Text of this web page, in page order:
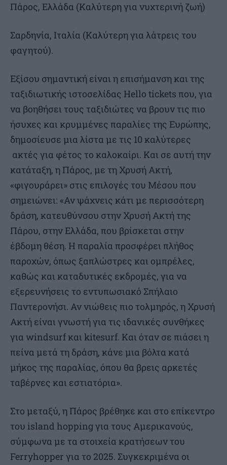
Πάρος, Ελλάδα (Καλύτερη για νυχτερινή ζωή)
Σαρδηνία, Ιταλία (Καλύτερη για λάτρεις του
φαγητού).
Εξίσου σημαντική είναι η επισήμανση και της
ταξιδιωτικής ιστοσελίδας Hello tickets που, για
να βοηθήσει τους ταξιδιώτες να βρουν τις πιο
ήσυχες και κρυμμένες παραλίες της Ευρώπης,
δημοσίευσε μια λίστα με τις 10 καλύτερες
ακτές για φέτος το καλοκαίρι. Και σε αυτή την
κατάταξη, η Πάρος, με τη Χρυσή Ακτή,
«φιγουράρει» στις επιλογές του Μέσου που
σημειώνει: «Αν ψάχνεις κάτι με περισσότερη
δράση, κατευθύνσου στην Χρυσή Ακτή της
Πάρου, στην Ελλάδα, που βρίσκεται στην
έβδομη θέση. Η παραλία προσφέρει πλήθος
παροχών, όπως ξαπλώστρες και ομπρέλες,
καθώς και καταδυτικές εκδρομές, για να
εξερευνήσεις το εντυπωσιακό Σπήλαιο
Παντερονήσι. Αν νιώθεις πιο τολμηρός, η Χρυσή
Ακτή είναι γνωστή για τις ιδανικές συνθήκες
για windsurf και kitesurf. Και όταν σε πιάσει η
πείνα μετά τη δράση, κάνε μια βόλτα κατά
μήκος της παραλίας, όπου θα βρεις αρκετές
ταβέρνες και εστιατόρια».
Στο μεταξύ, η Πάρος βρέθηκε και στο επίκεντρο
του island hopping για τους Αμερικανούς,
σύμφωνα με τα στοιχεία κρατήσεων του
Ferryhopper για το 2025. Συγκεκριμένα οι